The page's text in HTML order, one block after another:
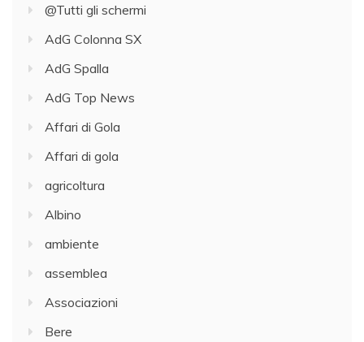
@Tutti gli schermi
AdG Colonna SX
AdG Spalla
AdG Top News
Affari di Gola
Affari di gola
agricoltura
Albino
ambiente
assemblea
Associazioni
Bere